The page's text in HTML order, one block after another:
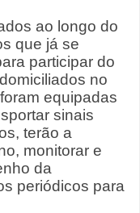
ao longo do
que já se
participar do
no
equipadas
sinais
terão a
monitorar e
da
periódicos para